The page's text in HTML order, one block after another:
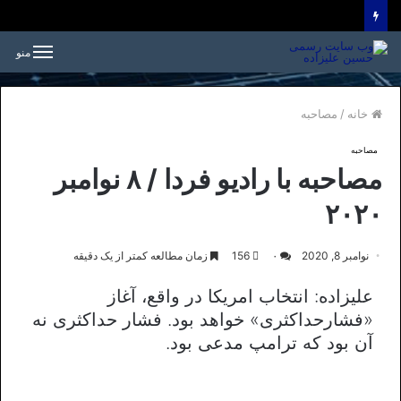
منو
خانه / مصاحبه
مصاحبه
مصاحبه با رادیو فردا / ۸ نوامبر
۲۰۲۰
نوامبر 8, 2020 ۰ 156 زمان مطالعه کمتر از یک دقیقه
علیزاده: انتخاب امریکا در واقع، آغاز
«فشارحداکثری» خواهد بود. فشار حداکثری نه
آن بود که ترامپ مدعی بود.